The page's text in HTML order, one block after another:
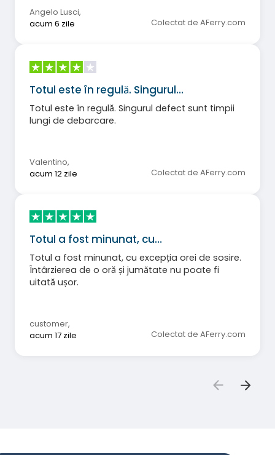
Angelo Lusci,
acum 6 zile
Colectat de AFerry.com
Totul este în regulă. Singurul…
Totul este în regulă. Singurul defect sunt timpii
lungi de debarcare.
Valentino,
acum 12 zile
Colectat de AFerry.com
Totul a fost minunat, cu…
Totul a fost minunat, cu excepția orei de sosire.
Întârzierea de o oră și jumătate nu poate fi
uitată ușor.
customer,
acum 17 zile
Colectat de AFerry.com